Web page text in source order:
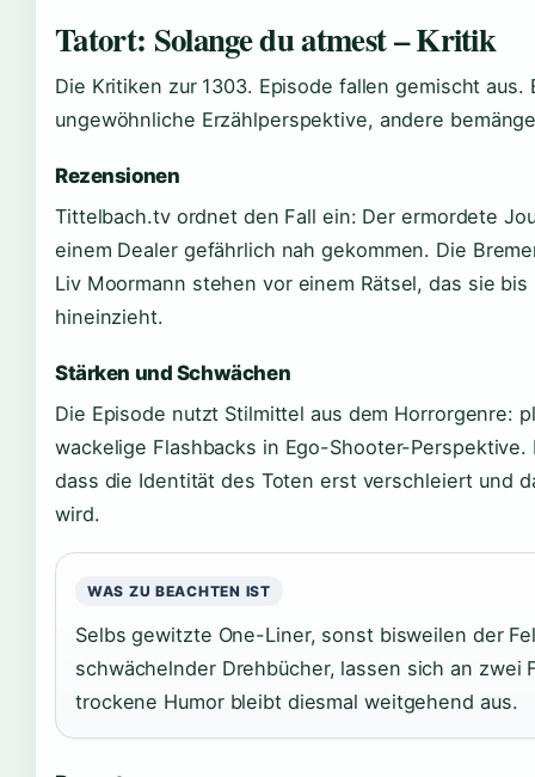
Tatort: Solange du atmest – Kritik
Die Kritiken zur 1303. Episode fallen gemischt aus.
ungewöhnliche Erzählperspektive, andere
Rezensionen
Tittelbach.tv ordnet den Fall ein: Der ermordete
einem Dealer gefährlich nah gekommen. Die
Liv Moormann stehen vor einem Rätsel, das sie
hineinzieht.
Stärken und Schwächen
Die Episode nutzt Stilmittel aus dem Horrorgenre:
wackelige Flashbacks in Ego-Shooter-
dass die Identität des Toten erst verschleiert und
wird.
WAS ZU BEACHTEN IST
Selbs gewitzte One-Liner, sonst bisweilen der
schwächelnder Drehbücher, lassen sich an zwei
trockene Humor bleibt diesmal weitgehend aus.